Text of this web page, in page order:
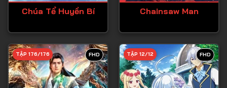
Tập 26
Tập 29
Tập 30
Chúa Tể Huyền Bí Chainsaw Man
FHD
TẬP 176/176 FHD
TẬP 12/12